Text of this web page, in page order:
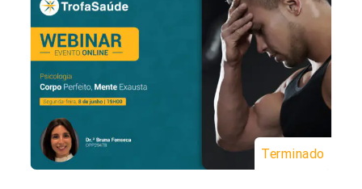
Terminado